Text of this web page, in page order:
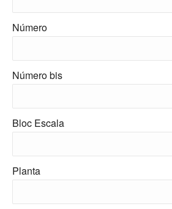
Número
Número bis
Bloc Escala
Planta